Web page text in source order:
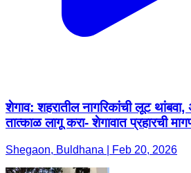
शेगाव: शहरातील नागरिकांची लूट
तात्काळ लागू करा- शेगावात प्रहारची
Shegaon, Buldhana | Feb 20, 2026